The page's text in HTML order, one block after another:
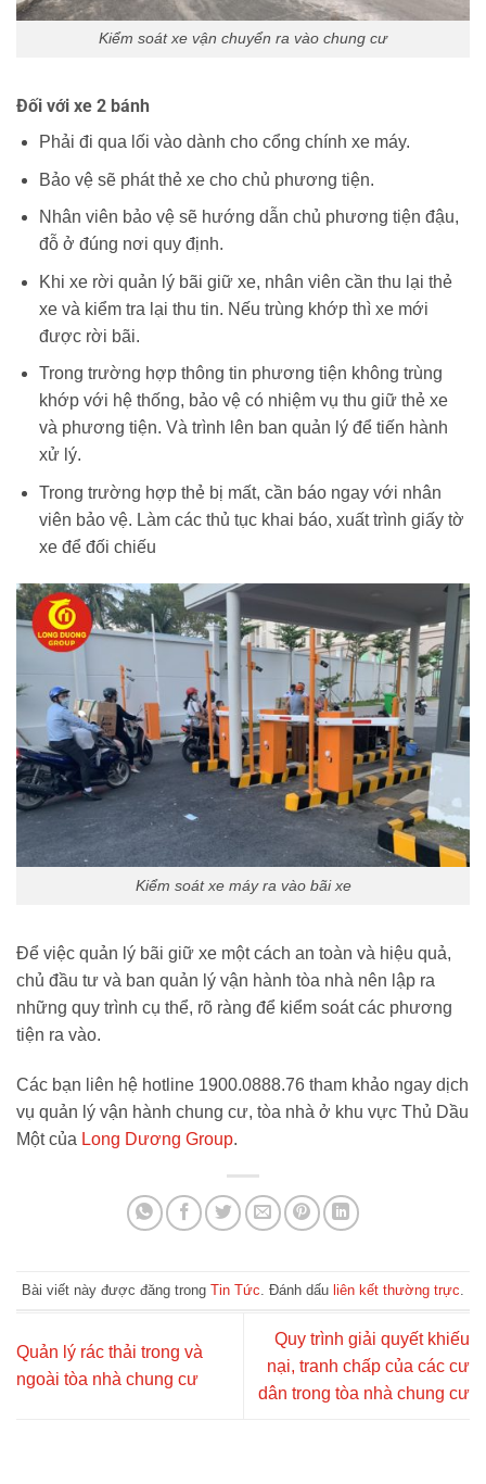
Kiểm soát xe vận chuyển ra vào chung cư
Đối với xe 2 bánh
Phải đi qua lối vào dành cho cổng chính xe máy.
Bảo vệ sẽ phát thẻ xe cho chủ phương tiện.
Nhân viên bảo vệ sẽ hướng dẫn chủ phương tiện đậu,
đỗ ở đúng nơi quy định.
Khi xe rời quản lý bãi giữ xe, nhân viên cần thu lại thẻ
xe và kiểm tra lại thu tin. Nếu trùng khớp thì xe mới
được rời bãi.
Trong trường hợp thông tin phương tiện không trùng
khớp với hệ thống, bảo vệ có nhiệm vụ thu giữ thẻ xe
và phương tiện. Và trình lên ban quản lý để tiến hành
xử lý.
Trong trường hợp thẻ bị mất, cần báo ngay với nhân
viên bảo vệ. Làm các thủ tục khai báo, xuất trình giấy tờ
xe để đối chiếu
Kiểm soát xe máy ra vào bãi xe
Để việc quản lý bãi giữ xe một cách an toàn và hiệu quả,
chủ đầu tư và ban quản lý vận hành tòa nhà nên lập ra
những quy trình cụ thể, rõ ràng để kiểm soát các phương
tiện ra vào.
Các bạn liên hệ hotline 1900.0888.76 tham khảo ngay dịch
vụ quản lý vận hành chung cư, tòa nhà ở khu vực Thủ Dầu
Một của Long Dương Group.
Bài viết này được đăng trong Tin Tức . Đánh dấu liên kết thường trực
Quản lý rác thải trong và
ngoài tòa nhà chung cư
Quy trình giải quyết khiếu
nại, tranh chấp của các cư
dân trong tòa nhà chung cư